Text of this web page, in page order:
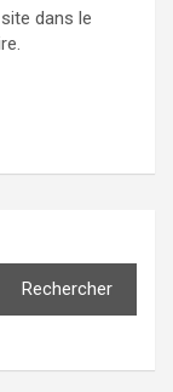
dans le
Rechercher